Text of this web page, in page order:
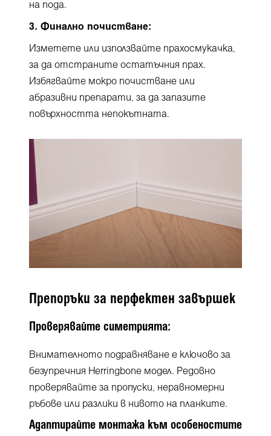
на пода.
3. Финално почистване:
Изметете или използвайте прахосмукачка,
за да отстраните остатъчния прах.
Избягвайте мокро почистване или
абразивни препарати, за да запазите
повърхността непокътната.
Препоръки за перфектен завършек
Проверявайте симетрията:
Внимателното подравняване е ключово за
безупречния Herringbone модел. Редовно
проверявайте за пропуски, неравномерни
ръбове или разлики в нивото на планките.
Адаптирайте монтажа към особеностите